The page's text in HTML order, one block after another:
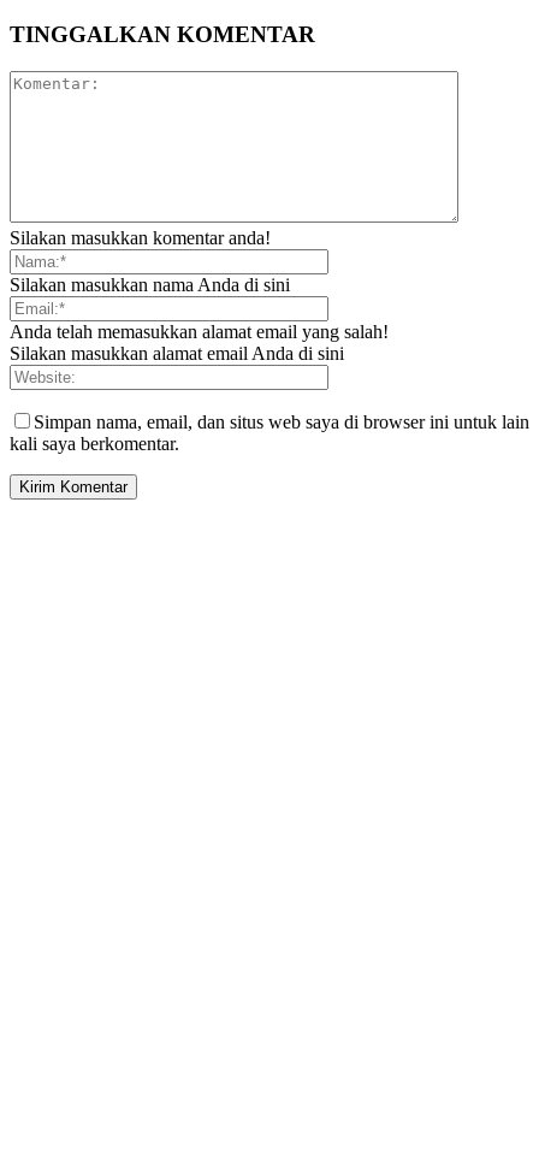
TINGGALKAN KOMENTAR
Silakan masukkan komentar anda!
Silakan masukkan nama Anda di sini
Anda telah memasukkan alamat email yang salah!
Silakan masukkan alamat email Anda di sini
Simpan nama, email, dan situs web saya di browser ini untuk lain
kali saya berkomentar.